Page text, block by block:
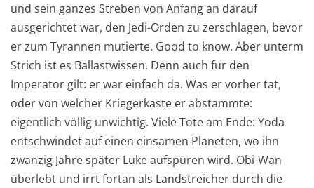
und sein ganzes Streben von Anfang an darauf
ausgerichtet war, den Jedi-Orden zu zerschlagen, bevor
er zum Tyrannen mutierte. Good to know. Aber unterm
Strich ist es Ballastwissen. Denn auch für den
Imperator gilt: er war einfach da. Was er vorher tat,
oder von welcher Kriegerkaste er abstammte:
eigentlich völlig unwichtig. Viele Tote am Ende: Yoda
entschwindet auf einen einsamen Planeten, wo ihn
zwanzig Jahre später Luke aufspüren wird. Obi-Wan
überlebt und irrt fortan als Landstreicher durch die